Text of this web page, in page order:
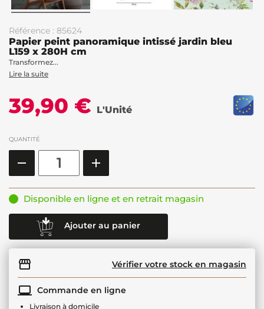
Référence : 85624
Papier peint panoramique intissé jardin bleu
L159 x 280H cm
Transformez...
Lire la suite
39,90 € L'Unité
QUANTITÉ
Disponible en ligne et en retrait magasin
Ajouter au panier
Vérifier votre stock en magasin
Commande en ligne
Livraison à domicile